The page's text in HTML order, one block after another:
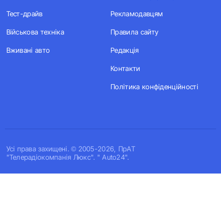
Усi права захищенi. © 2005-2026, ПрАТ
"Телерадіокомпанія Люкс". " Auto24".
Тест-драйв
Військова техніка
Вживані авто
Рекламодавцям
Правила сайту
Редакція
Контакти
Політика конфіденційності